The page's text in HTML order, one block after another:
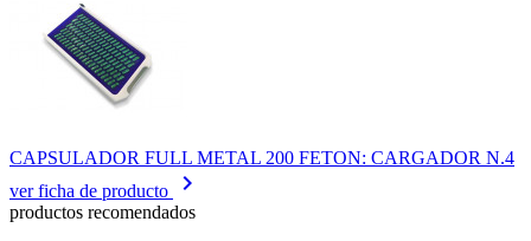
CAPSULADOR FULL METAL 200 FETON: CARGADOR N.4
ver ficha de producto
keyboard_arrow_right
productos recomendados